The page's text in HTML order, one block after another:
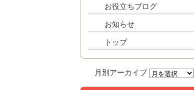
お役立ちブログ
お知らせ
トップ